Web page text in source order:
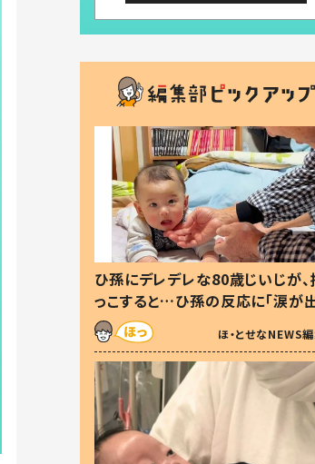
ひ孫にデレデレな80歳じいじが、
っこすると…ひ孫の反応に「涙が
した」「可愛くて仕方ない」
ほ・とせなNEWS